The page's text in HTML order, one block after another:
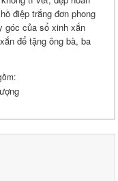
điệp trắng đơn phong
góc của sổ xinh xắn
để tặng ông bà, ba